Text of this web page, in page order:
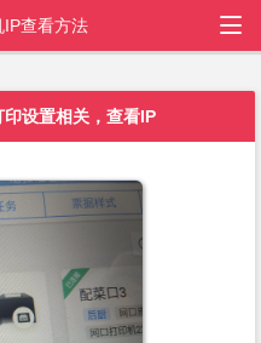
设置相关，查看IP
IP查看方法